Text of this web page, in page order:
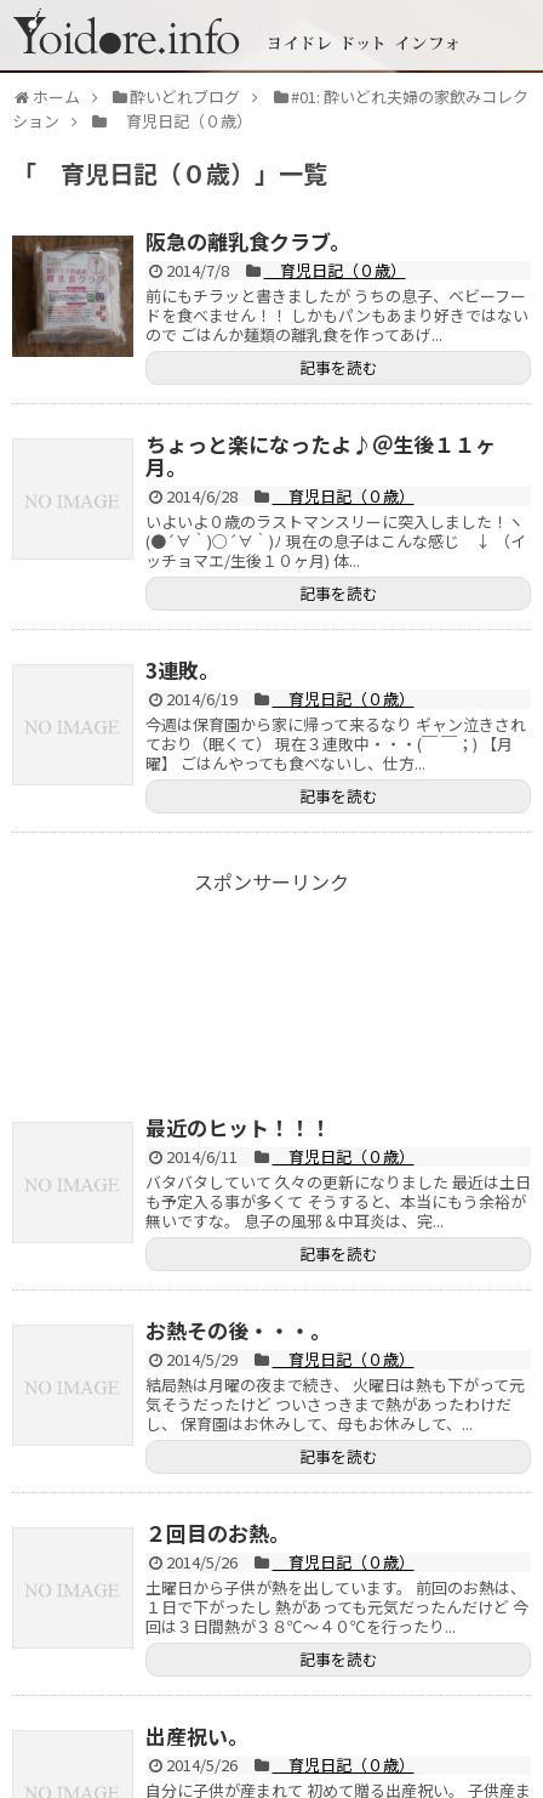
ホーム 酔いどれブログ
#01: 酔いどれ夫婦の家飲みコレク
ション
育児日記（０歳）
「 育児日記（０歳） 」 一覧
阪急の離乳食クラブ。
2014/7/8
育児日記（０歳）
前にもチラッと書きましたが うちの息子、ベビーフー
ドを食べません！！ しかもパンもあまり好きではない
ので ごはんか麺類の離乳食を作ってあげ...
記事を読む
ちょっと楽になったよ♪＠生後１１ヶ
月。
2014/6/28
育児日記（０歳）
いよいよ０歳のラストマンスリーに突入しました！ヽ
(●´∀｀)○´∀｀)ﾉ 現在の息子はこんな感じ ↓ （イ
ッチョマエ/生後１０ヶ月) 体...
記事を読む
3連敗。
2014/6/19
育児日記（０歳）
今週は保育園から家に帰って来るなり ギャン泣きされ
ており（眠くて） 現在３連敗中・・・(￣ ￣；) 【月
曜】 ごはんやっても食べないし、仕方...
記事を読む
スポンサーリンク
最近のヒット！！！
2014/6/11
育児日記（０歳）
バタバタしていて 久々の更新になりました 最近は土日
も予定入る事が多くて そうすると、本当にもう余裕が
無いですな。 息子の風邪＆中耳炎は、完...
記事を読む
お熱その後・・・。
2014/5/29
育児日記（０歳）
結局熱は月曜の夜まで続き、 火曜日は熱も下がって元
気そうだったけど ついさっきまで熱があったわけだ
し、 保育園はお休みして、母もお休みして、...
記事を読む
２回目のお熱。
2014/5/26
育児日記（０歳）
土曜日から子供が熱を出しています。 前回のお熱は、
１日で下がったし 熱があっても元気だったんだけど 今
回は３日間熱が３８℃～４０℃を行ったり...
記事を読む
出産祝い。
2014/5/26
育児日記（０歳）
自分に子供が産まれて 初めて贈る出産祝い。 子供産ま